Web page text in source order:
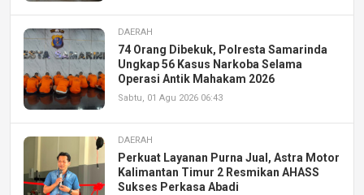
DAERAH
74 Orang Dibekuk, Polresta Samarinda
Ungkap 56 Kasus Narkoba Selama
Operasi Antik Mahakam 2026
Sabtu, 01 Agu 2026 06:43
DAERAH
Perkuat Layanan Purna Jual, Astra Motor
Kalimantan Timur 2 Resmikan AHASS
Sukses Perkasa Abadi